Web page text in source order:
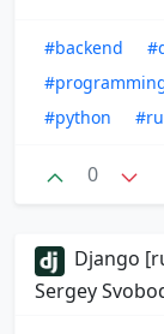
#backend
#python
0
Django
Sergey